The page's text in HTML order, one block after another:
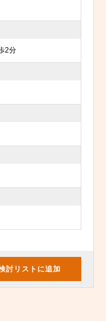
2分
討リスト に追加